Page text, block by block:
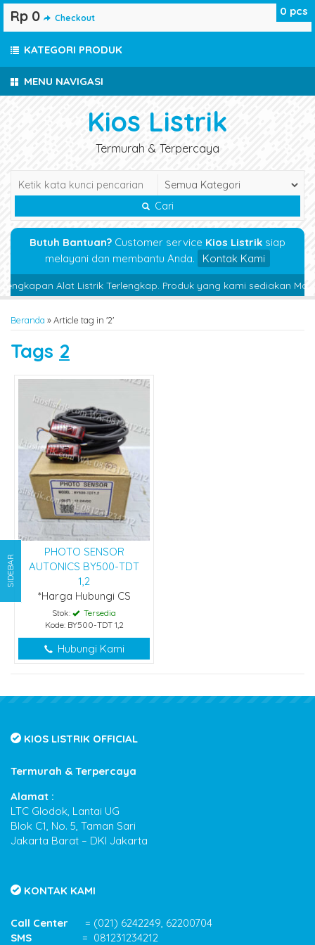
MENU NAVIGASI
Kios Listrik
Termurah & Terpercaya
Cari
Butuh Bantuan? Customer service Kios Listrik siap
melayani dan membantu Anda.
Kontak Kami
Alat Listrik Terlengkap. Produk yang kami sediakan
Beranda »Article tag in '2'
Tags 2
PHOTO SENSOR
AUTONICS BY500-TDT
1,2
*Harga Hubungi CS
Stok:
Tersedia
Kode: BY500-TDT 1,2
Hubungi Kami
0 pcs
Rp 0 Checkout
KATEGORI PRODUK
SIDEBAR
KIOS LISTRIK OFFICIAL
Termurah & Terpercaya
Alamat :
LTC Glodok, Lantai UG
Blok C1, No. 5, Taman Sari
Jakarta Barat – DKI Jakarta
KONTAK KAMI
Call Center = (021) 6242249, 62200704
SMS = 081231234212